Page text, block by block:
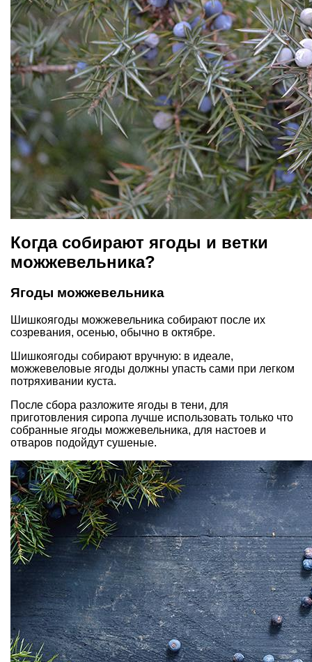
Когда собирают ягоды и ветки
можжевельника?
Ягоды можжевельника
Шишкоягоды можжевельника собирают после их
созревания, осенью, обычно в октябре.
Шишкоягоды собирают вручную: в идеале,
можжевеловые ягоды должны упасть сами при легком
потряхивании куста.
После сбора разложите ягоды в тени, для
приготовления сиропа лучше использовать только что
собранные ягоды можжевельника, для настоев и
отваров подойдут сушеные.